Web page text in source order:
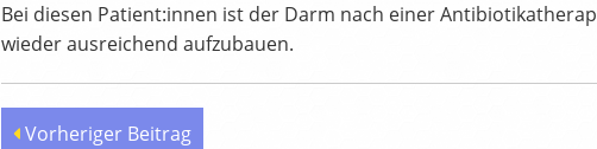
Bei diesen Patient:innen ist der Darm nach einer
wieder ausreichend aufzubauen.
Vorheriger Beitrag